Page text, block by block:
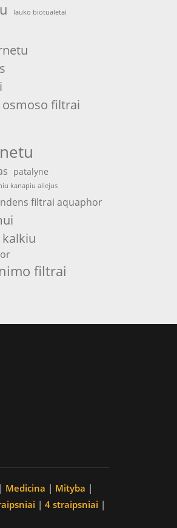
lauko biotualetai
osmoso filtrai
patalyne
kanapiu aliejus
filtrai aquaphor
filtrai
| Medicina | Mityba |
| 4 straipsniai |